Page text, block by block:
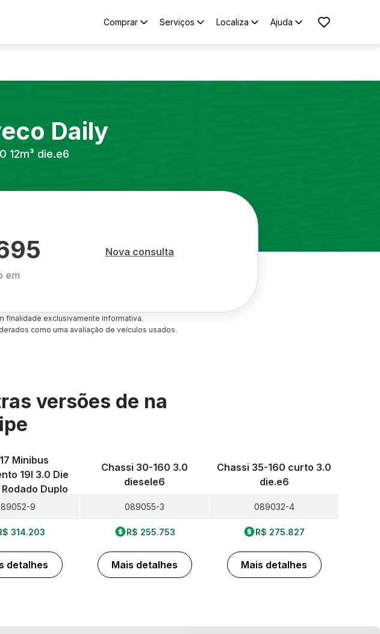
Comprar Serviços Localiza Ajuda
Daily
12m³ die.e6
em
Nova consulta
finalidade exclusivamente informativa.
como uma avaliação de veículos usados.
versões de na
Minibus
19l 3.0 Die
Duplo
9
314.203
detalhes
Chassi 30-160 3.0
diesele6
089055-3
R$ 255.753
Mais detalhes
Chassi 35-160 curto 3.0
die.e6
089032-4
R$ 275.827
Mais detalhes